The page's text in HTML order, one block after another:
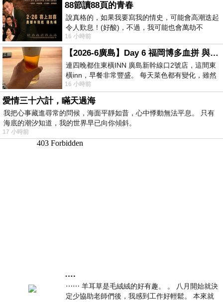
88節讀88頁的青春
說真格的，如果我要寫我的情史，可能會高潮迭起
令人歎息！(好酸)，不過，我可能也會萬劫不
復...，每天跪鍵盤還是被判了花心的罪
16 小時前
【2026-6廣島】Day 6 福岡博多血拼 與機場接送少年司機深夜對談
連四晚都住東橫INN 廣島新幹線口2號店，這間東
橫inn，早餐非常豐盛。 每天菜色都有變化，雖然
看到工作人員拿出料理包加熱，但
16 小時前
愛情三十六計，瞞天過海
我把心事藏進尋常的問候，海面平靜如昔，心中悸動無法平息。 只有
海底的潮汐知道，我的世界早已向你傾斜。
17 小時前
….
⋯⋯ 羊耳草是毛絨絨的好有趣。 。 八月開始就決
定少協助老師們後，我感到工作好輕鬆。 本來就